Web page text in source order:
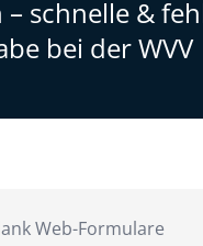
schnelle &
bei der WVV
Web-Formulare